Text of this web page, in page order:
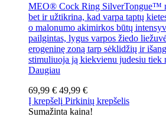
MEO® Cock Ring SilverTongue™
bet ir užtikrina, kad varpa taptų
o malonumo akimirkos būtų
pailgintas, lygus varpos žiedo
erogeninę zoną tarp sėklidžių ir
stimuliuoja ją kiekvienu judesiu tiek
Daugiau
69,99 € 49,99 €
Į krepšelį Pirkinių krepšelis
Sumažinta kaina!